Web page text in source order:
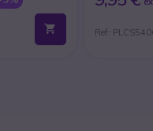
Ref: